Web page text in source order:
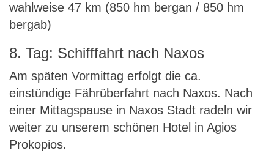
wahlweise 47 km (850 hm bergan / 850 hm
bergab)
8. Tag: Schifffahrt nach Naxos
Am späten Vormittag erfolgt die ca.
einstündige Fährüberfahrt nach Naxos. Nach
einer Mittagspause in Naxos Stadt radeln wir
weiter zu unserem schönen Hotel in Agios
Prokopios.